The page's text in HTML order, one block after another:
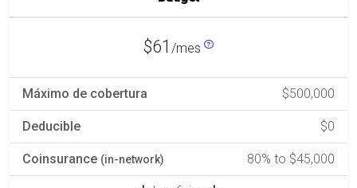
$61 /mes
Máximo de cobertura $500,000
Deducible $0
Coinsurance (in-network) 80% to $45,000